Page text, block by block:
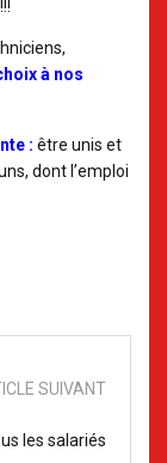
à nos
: être unis et
dont l’emploi
SUIVANT
les salariés